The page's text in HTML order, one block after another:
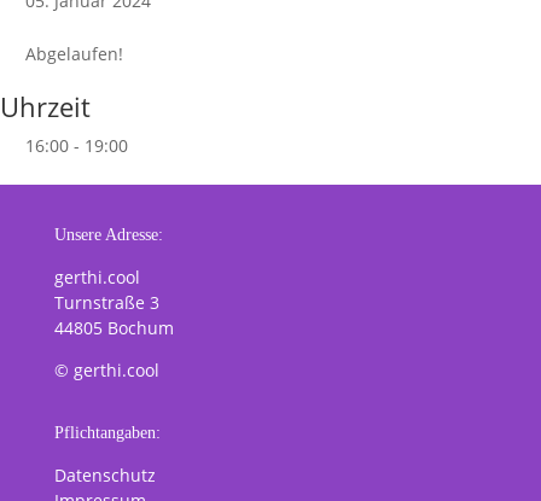
Abgelaufen!
Uhrzeit
16:00 - 19:00
Unsere Adresse:
gerthi.cool
Turnstraße 3
44805 Bochum
© gerthi.cool
Pflichtangaben:
Datenschutz